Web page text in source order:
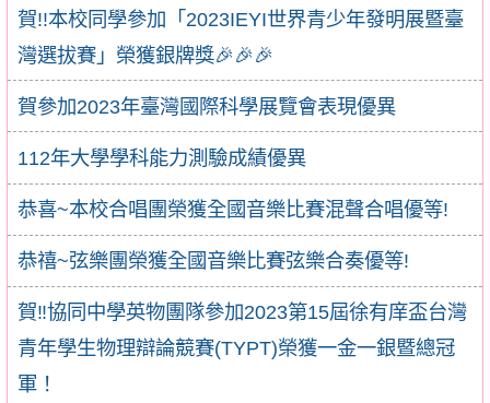
賀!!本校同學參加「2023IEYI世界青少年發明展暨臺
灣選拔賽」榮獲銀牌獎🎉🎉🎉
賀參加2023年臺灣國際科學展覽會表現優異
112年大學學科能力測驗成績優異
恭喜~本校合唱團榮獲全國音樂比賽混聲合唱優等!
恭禧~弦樂團榮獲全國音樂比賽弦樂合奏優等!
賀‼️協同中學英物團隊參加2023第15屆徐有庠盃台灣
青年學生物理辯論競賽(TYPT)榮獲一金一銀暨總冠
軍！